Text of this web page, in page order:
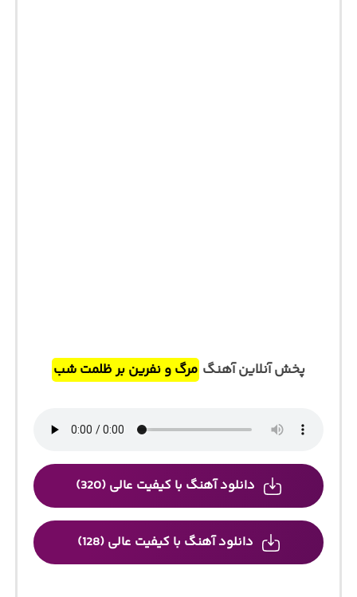
پخش آنلاین آهنگ مرگ و نفرین بر ظلمت شب
دانلود آهنگ با کیفیت عالی (320)
دانلود آهنگ با کیفیت عالی (128)